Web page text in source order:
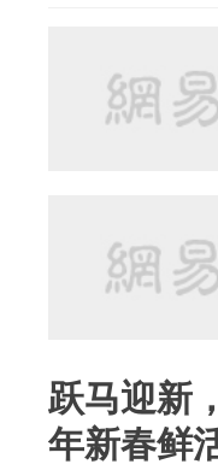
跃马迎新
年新春鲜